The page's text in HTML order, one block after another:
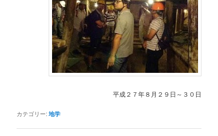
平成２７年８月２９日～３０日
カテゴリー:地学